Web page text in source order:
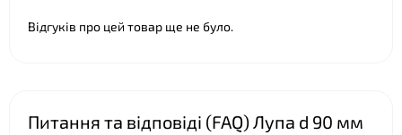
Відгуків про цей товар ще не було.
Питання та відповіді (FAQ) Лупа d 90 мм